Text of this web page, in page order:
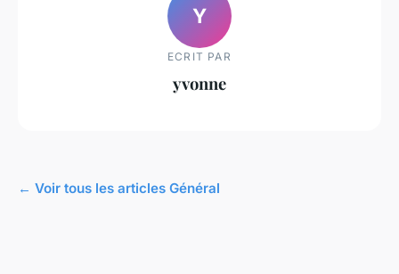
Y
ECRIT PAR
yvonne
← Voir tous les articles Général